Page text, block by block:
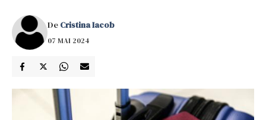
De Cristina Iacob
07 MAI 2024